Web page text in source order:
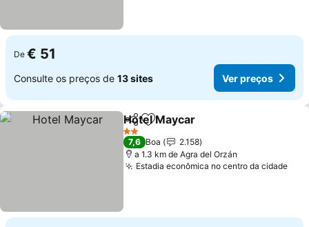
De € 51
Consulte os preços de 13 sites Ver preços
PartilharAdicionar aos favoritos
Hotel Maycar
2 Estrelas
7,6 Boa
2.158
a 1.3 km de Agra del Orzán
Estadia econômica no centro da cidade